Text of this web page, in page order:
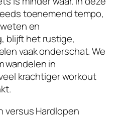
toenemend tempo,
en
blijft het rustige,
vaak onderschat. We
wandelen in
krachtiger workout
versus Hardlopen